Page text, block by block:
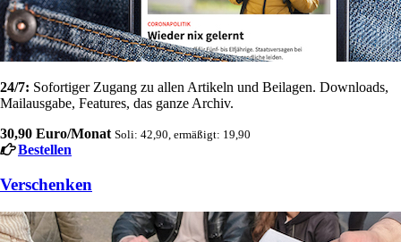
24/7: Sofortiger Zugang zu allen Artikeln und Beilagen. Downloads,
Mailausgabe, Features, das ganze Archiv.
30,90 Euro/Monat Soli: 42,90, ermäßigt: 19,90
Bestellen
Verschenken